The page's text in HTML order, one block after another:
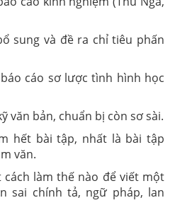
sung và đề ra chỉ tiêu phấn
cáo sơ lược tình hình học
bản, chuẩn bị còn sơ sài.
bài tập, nhất là bài tập
văn.
làm thế nào để viết một
sai chính tả, ngữ pháp, lan